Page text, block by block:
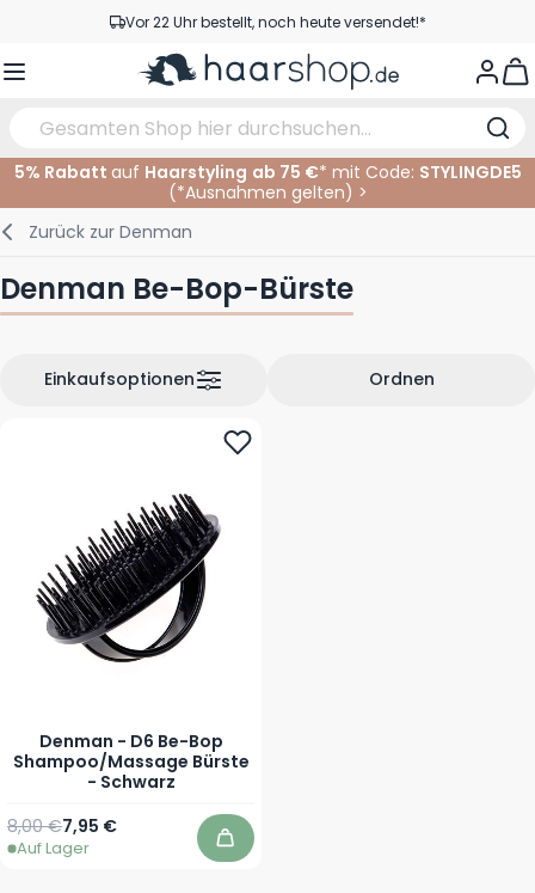
Zum Inhalt springenVor 22 Uhr bestellt, noch heute versendet!*
Versandkostenfrei ab 39 €
Haarpflege
Haarfarbe
Gesichtspflege
Bräunungsprodukte
Augenpflege
Augenbrauen
Lippen
Zubehör
Nagelprodukte
Haarprodukte
Bartpflege
Elektrisch
Schneidzubehör
Im Salon
Haarfarbe
Dauernwelle
5% Rabatt auf Haarstyling ab 75 €* mit Code: STYLINGDE5
(*Ausnahmen gelten) >
Zurück zur Denman
Denman Be-Bop-Bürste
Ordnen
Einkaufsoptionen
Denman - D6 Be-Bop
Shampoo/Massage Bürste
- Schwarz
Sonderpreis
7,95 €
Regulärer Preis
8,00 €
Auf Lager In den Warenkorb